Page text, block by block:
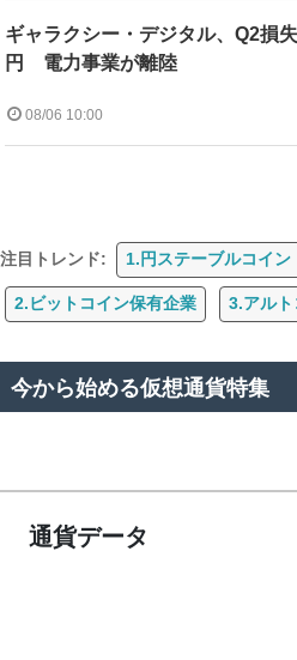
ギャラクシー・デジタル、Q2損
円 電力事業が離陸
08/06 10:00
注目トレンド: 1.円ステーブルコイン
2.ビットコイン保有企業 3.アル
今から始める仮想通貨特集
通貨データ